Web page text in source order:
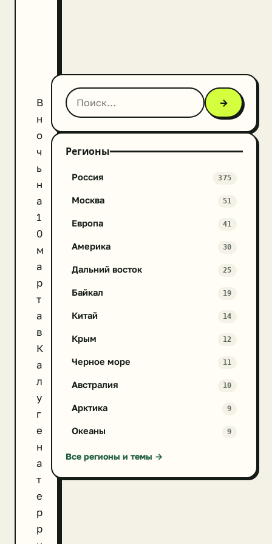
В
н
о
ч
ь
н
а
1
0
м
а
р
т
а
в
К
а
л
у
г
е
н
а
т
е
р
р
→
Регионы
Россия 375
Москва 51
Европа 41
Америка 30
Дальний восток 25
Байкал 19
Китай 14
Крым 12
Черное море 11
Австралия 10
Арктика 9
Океаны 9
Все регионы и темы →